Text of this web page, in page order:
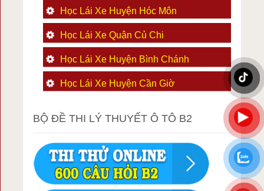
Học Lái Xe Huyện Hóc Môn
Học Lái Xe Quận Củ Chi
Học Lái Xe Huyện Bình Chánh
Học Lái Xe Huyện Cần Giờ
BỘ ĐỀ THI LÝ THUYẾT Ô TÔ B2